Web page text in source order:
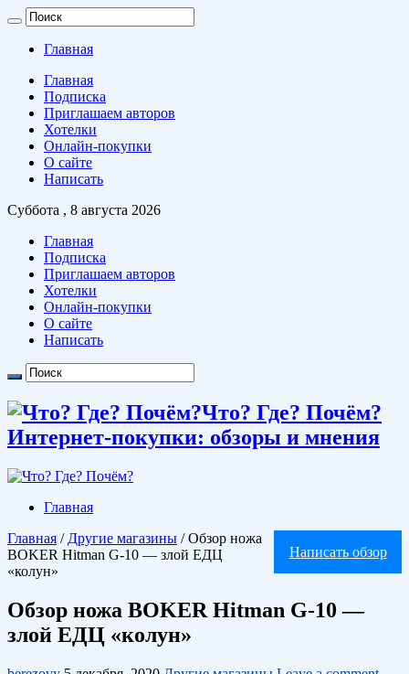
Главная
Главная
Подписка
Приглашаем авторов
Хотелки
Онлайн-покупки
О сайте
Написать
Суббота , 8 августа 2026
Главная
Подписка
Приглашаем авторов
Хотелки
Онлайн-покупки
О сайте
Написать
Что? Где? Почём?
Интернет-покупки: обзоры и мнения
Главная
Написать обзор
Главная / Другие магазины / Обзор ножа
BOKER Hitman G-10 — злой ЕДЦ
«колун»
Обзор ножа BOKER Hitman G-10 —
злой ЕДЦ «колун»